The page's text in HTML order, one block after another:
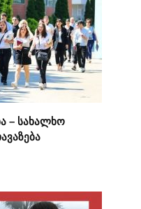
– სახალხო